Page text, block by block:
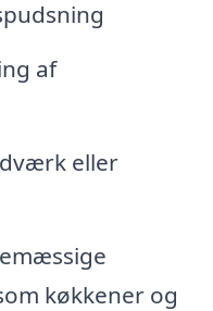
af
eller
køkkener og